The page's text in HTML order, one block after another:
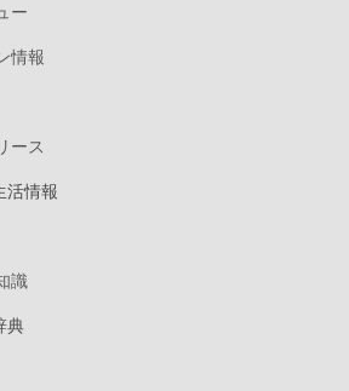
ー
情報
ース
活情報
識
典